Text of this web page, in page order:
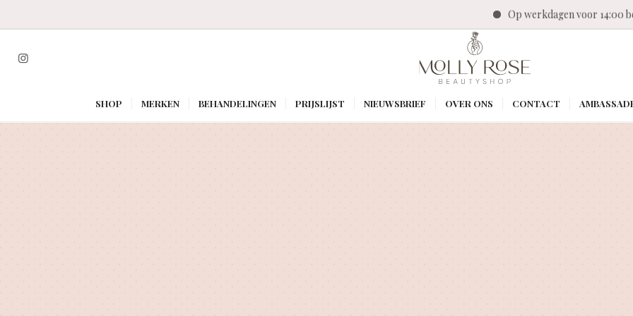
Op werkdagen voor 14:00 besteld,
SHOP MERKEN BEHANDELINGEN PRIJSLIJST NIEUWSBRIEF OVER ONS CONTACT